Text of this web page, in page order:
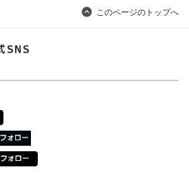
このページのトップへ